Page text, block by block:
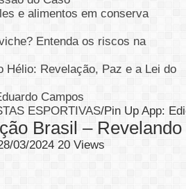
e alimentos em conserva
Entenda os riscos na
Hélio: Revelação, Paz e a Lei do
Campos
ESPORTIVAS/Pin Up App:
Brasil –
03/2024 20 Views